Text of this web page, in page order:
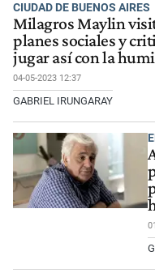
CIUDAD DE BUENOS AIRES
Milagros Maylin
planes sociales y
jugar así con la
04-05-2023 12:37
GABRIEL IRUNGARAY